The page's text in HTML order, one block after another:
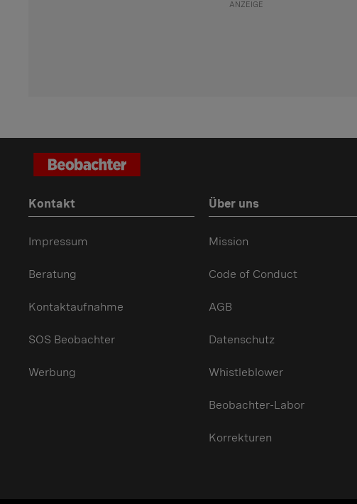
Kontakt
Impressum
Beratung
Kontaktaufnahme
SOS Beobachter
Werbung
Über uns
Mission
Code of Conduct
AGB
Datenschutz
Whistleblower
Beobachter-Labor
Korrekturen